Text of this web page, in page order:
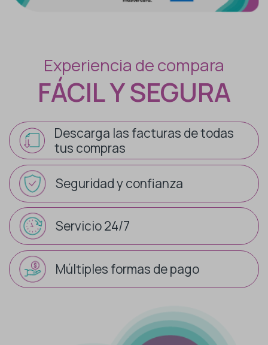
Experiencia de compara
FÁCIL Y SEGURA
Descarga las facturas de todas
tus compras
Seguridad y confianza
Servicio 24/7
Múltiples formas de pago